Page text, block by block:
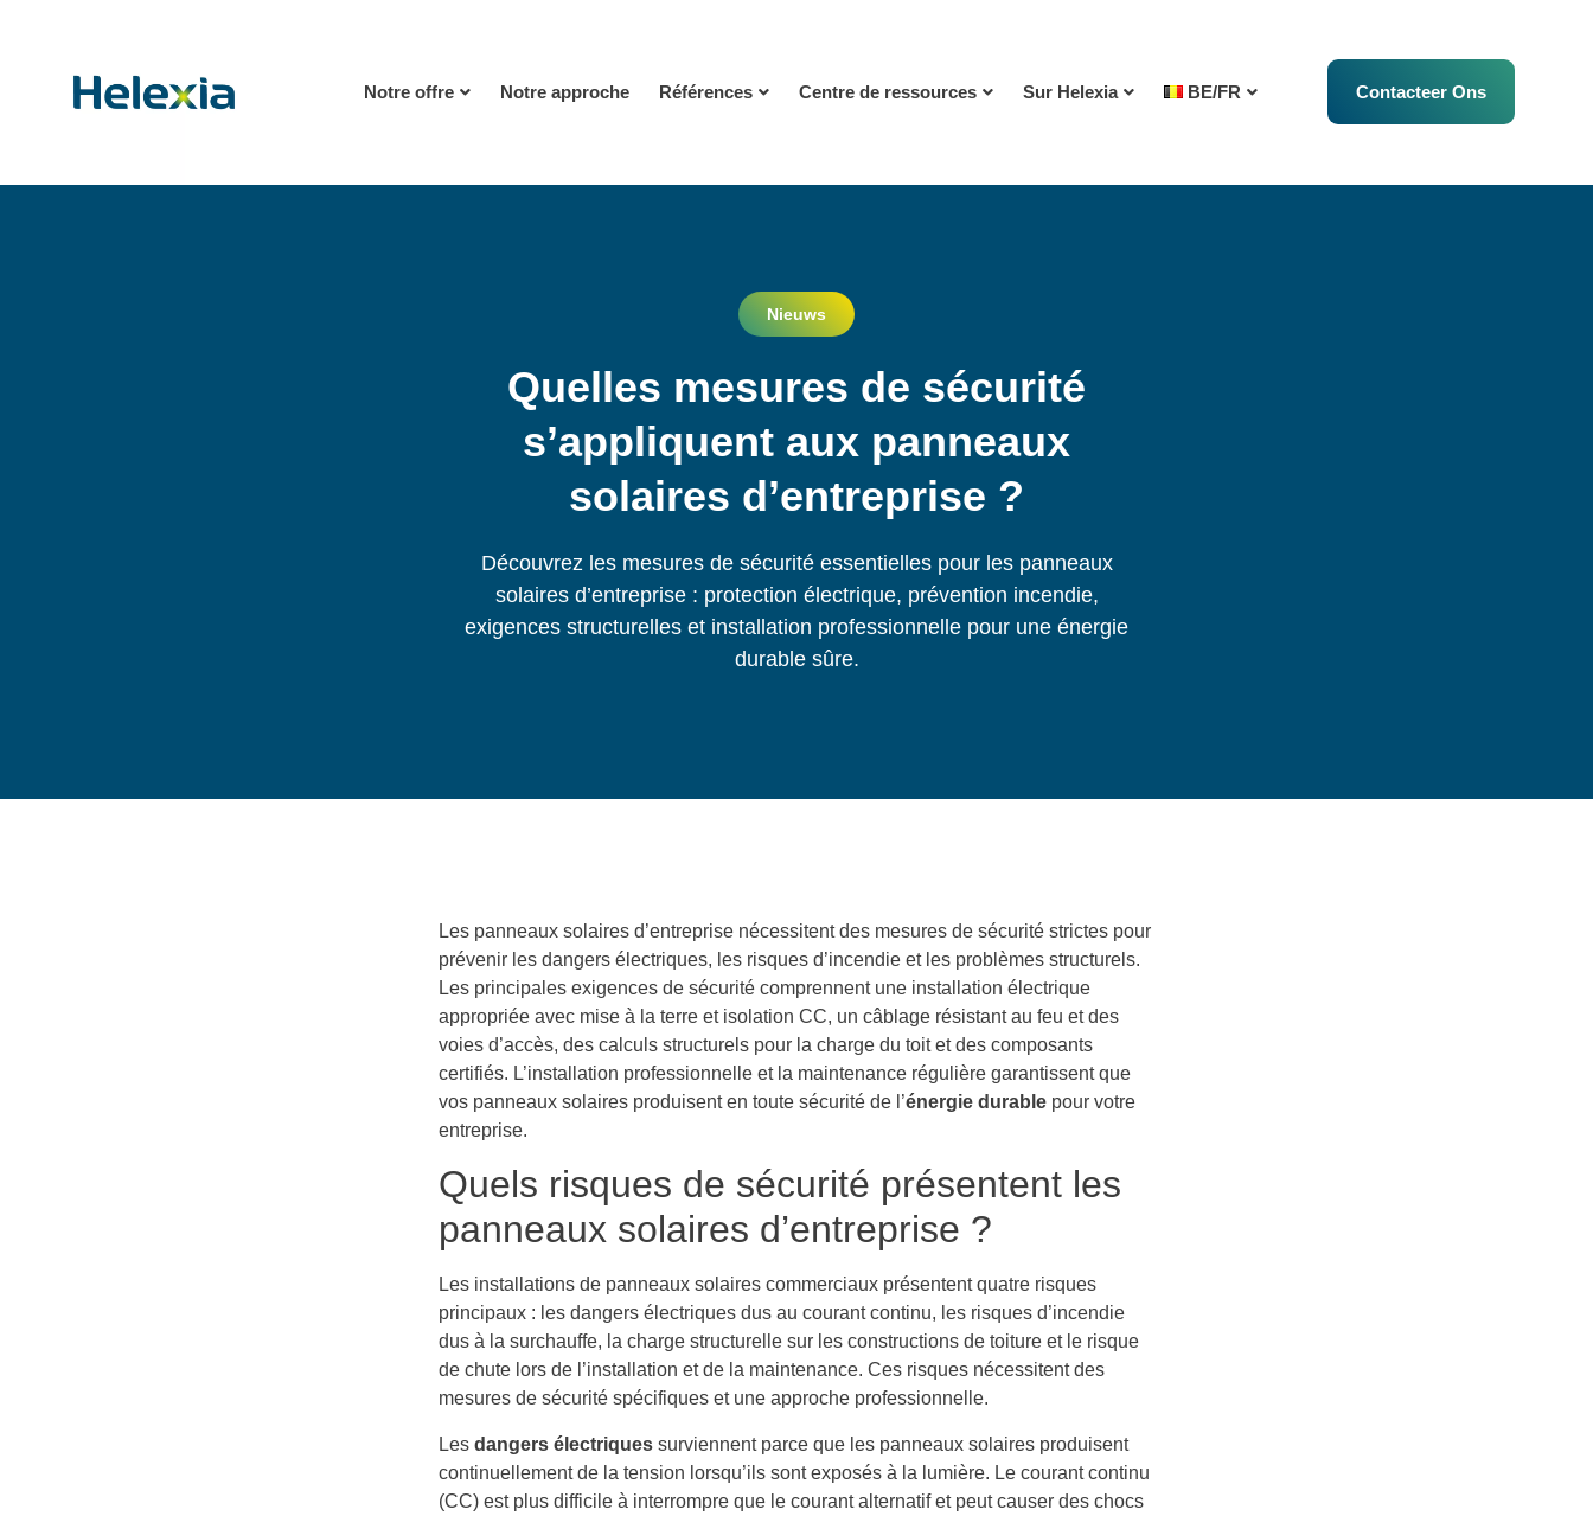
Notre offre Notre approche Références Centre de ressources Sur Helexia BE/FR Contacteer Ons
Nieuws
Quelles mesures de sécurité
s’appliquent aux panneaux
solaires d’entreprise ?
Découvrez les mesures de sécurité essentielles pour les panneaux
solaires d’entreprise : protection électrique, prévention incendie,
exigences structurelles et installation professionnelle pour une énergie
durable sûre.
Les panneaux solaires d’entreprise nécessitent des mesures de sécurité strictes pour
prévenir les dangers électriques, les risques d’incendie et les problèmes structurels.
Les principales exigences de sécurité comprennent une installation électrique
appropriée avec mise à la terre et isolation CC, un câblage résistant au feu et des
voies d’accès, des calculs structurels pour la charge du toit et des composants
certifiés. L’installation professionnelle et la maintenance régulière garantissent que
vos panneaux solaires produisent en toute sécurité de l’énergie durable pour votre
entreprise.
Quels risques de sécurité présentent les
panneaux solaires d’entreprise ?
Les installations de panneaux solaires commerciaux présentent quatre risques
principaux : les dangers électriques dus au courant continu, les risques d’incendie
dus à la surchauffe, la charge structurelle sur les constructions de toiture et le risque
de chute lors de l’installation et de la maintenance. Ces risques nécessitent des
mesures de sécurité spécifiques et une approche professionnelle.
Les dangers électriques surviennent parce que les panneaux solaires produisent
continuellement de la tension lorsqu’ils sont exposés à la lumière. Le courant continu
(CC) est plus difficile à interrompre que le courant alternatif et peut causer des chocs